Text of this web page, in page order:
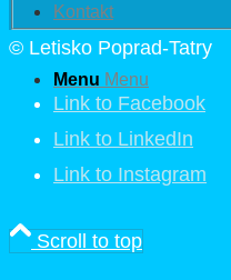
Kontakt
Menu Menu
© Letisko Poprad-Tatry
Link to Facebook
Link to LinkedIn
Link to Instagram
Scroll to top